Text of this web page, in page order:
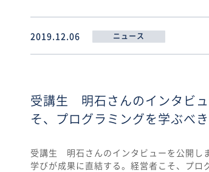
2019.12.06 ニュース
受講生 明石さんのインタビ
そ、プログラミングを学ぶべき
受講生 明石さんのインタビューを公開し
学びが成果に直結する。経営者こそ、プロ